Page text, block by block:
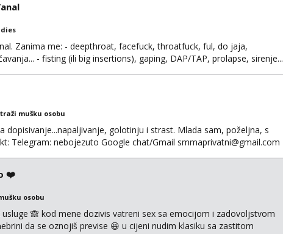
Zanima me: - deepthroat, facefuck, throatfuck, ful, do jaja,
- fisting (ili big insertions), gaping, DAP/TAP, prolapse, sirenje...
mušku osobu
dopisivanje...napaljivanje, golotinju i strast. Mlada sam, poželjna, s
Telegram: nebojezuto Google chat/Gmail smmaprivatni@gmail.com
❤️
osobu
🙈 kod mene dozivis vatreni sex sa emocijom i zadovoljstvom
da se oznojiš previse 😆 u cijeni nudim klasiku sa zastitom